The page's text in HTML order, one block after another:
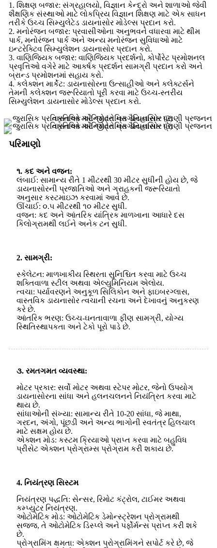
1. શિક્ષણ બજાર: સંગ્રહાલયો, વિજ્ઞાન કેન્દ્રો અને શાળાઓ જેવી
શૈક્ષણિક સંસ્થાઓ માટે લોકપ્રિય વિજ્ઞાન શિક્ષણ માટે એક સાધન
તરીકે ઉચ્ચ સિમ્યુલેટેડ ડાયનાસોર મોડેલ્સ પ્રદાન કરો.
2. મનોરંજન બજાર: પ્રવાસીઓના અનુભવને વધારવા માટે થીમ
પાર્ક, મનોરંજન પાર્ક અને અન્ય મનોરંજન સુવિધાઓ માટે
ઇન્ટરેક્ટિવ સિમ્યુલેશન ડાયનાસોર પ્રદાન કરો.
3. વાણિજ્યિક બજાર: વાણિજ્યિક પ્રદર્શનો, કોર્પોરેટ પ્રમોશનલ
પ્રવૃત્તિઓ વગેરે માટે આકર્ષક પ્રદર્શન સામગ્રી પ્રદાન કરો અને
બ્રાન્ડ પ્રમોશનમાં સહાય કરો.
4. કલેક્શન માર્કેટ: ડાયનાસોરના ઉત્સાહીઓ અને કલેક્ટર્સને
તેમની કલેક્શન જરૂરિયાતો પૂરી કરવા માટે ઉચ્ચ-સ્તરીય
સિમ્યુલેશન ડાયનાસોર મોડેલ્સ પ્રદાન કરો.
પરિમાણો
૧. કદ અને વજન:
લંબાઈ: સામાન્ય રીતે 1 મીટરથી 30 મીટર સુધીની હોય છે, જે
ડાયનાસોરની પ્રજાતિઓ અને ગ્રાહકની જરૂરિયાતો
અનુસાર કસ્ટમાઇઝ કરવામાં આવે છે.
ઊંચાઈ: ૦.૫ મીટરથી ૧૦ મીટર સુધી.
વજન: કદ અને આંતરિક યાંત્રિક માળખાના આધારે દસ
કિલોગ્રામથી લઈને અનેક ટન સુધી.
2. સામગ્રી:
સ્કેલેટન: માળખાકીય સ્થિરતા સુનિશ્ચિત કરવા માટે ઉચ્ચ
શક્તિવાળા સ્ટીલ અથવા એલ્યુમિનિયમ એલોય.
ત્વચા: પર્યાવરણને અનુકૂળ સિલિકોન અને ફાઇબરગ્લાસ,
વાસ્તવિક ડાયનાસોર ત્વચાની રચના અને દેખાવનું અનુકરણ
કરે છે.
આંતરિક ભરણ: ઉચ્ચ-ઘનતાવાળા ફીણ સામગ્રી, યોગ્ય
સ્થિતિસ્થાપકતા અને ટેકો પૂરો પાડે છે.
૩. રમતગમત વ્યવસ્થા:
મોટર પ્રકાર: સર્વો મોટર અથવા સ્ટેપર મોટર, જેનો ઉપયોગ
ડાયનાસોરના સાંધા અને હલનચલનને નિયંત્રિત કરવા માટે
થાય છે.
સાંધાઓની સંખ્યા: સામાન્ય રીતે 10-20 સાંધા, જે માથા,
ગરદન, અંગો, પૂંછડી અને અન્ય ભાગોની સ્વતંત્ર હિલચાલ
માટે સક્ષમ હોય છે.
એક્શન મોડ: કસ્ટમ ક્રિયાઓ પ્રાપ્ત કરવા માટે બહુવિધ
પ્રીસેટ એક્શન પ્રોગ્રામ્સ પ્રોગ્રામ કરી શકાય છે.
4. નિયંત્રણ સિસ્ટમ
નિયંત્રણ પદ્ધતિ: સેન્સર, રિમોટ કંટ્રોલ, ટાઈમર અથવા
કમ્પ્યુટર નિયંત્રણ.
ઓટોમેટિક મોડ: ઓટોમેટિક ડેમોન્સ્ટ્રેશન પ્રોગ્રામથી
સજ્જ, તે ઓટોમેટિક ડિસ્પ્લે અને પર્ફોર્મન્સ પ્રાપ્ત કરી શકે
છે.
પ્રોગ્રામિંગ ક્ષમતા: એક્શન પ્રોગ્રામિંગને સપોર્ટ કરે છે, જે